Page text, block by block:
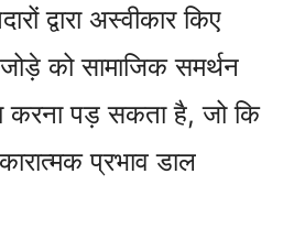
द्वारा अस्वीकार किए
को सामाजिक समर्थन
करना पड़ सकता है, जो कि
प्रभाव डाल